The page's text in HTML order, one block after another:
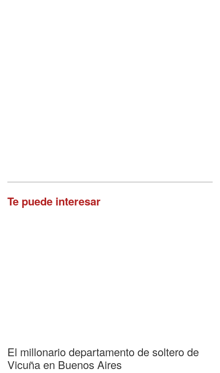
Te puede interesar
El millonario departamento de soltero de
Vicuña en Buenos Aires